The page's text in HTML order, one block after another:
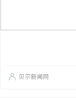
贝尔新闻网